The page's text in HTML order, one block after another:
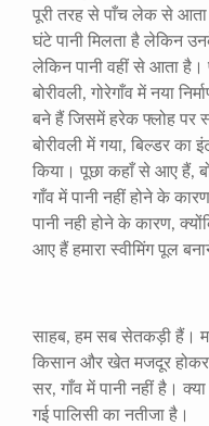
पूरी तरह से पाँच लेक से आता
घंटे पानी मिलता है लेकिन
लेकिन पानी वहीं से आता है।
बोरीवली, गोरेगाँव में नया
बने हैं जिसमें हरेक फ्लोह पर
बोरीवली में गया, बिल्डर का
किया। पूछा कहाँ से आए हैं,
गाँव में पानी नहीं होने के
पानी नही होने के कारण,
आए हैं हमारा स्वीमिंग पूल
साहब, हम सब सेतकड़ी हैं।
किसान और खेत मजदूर होकर
सर, गाँव में पानी नहीं है।
गई पालिसी का नतीजा है।